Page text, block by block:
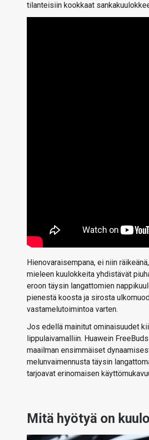
tilanteisiin kookkaat
Hienovaraisempana, ei niin
mieleen kuulokkeita yhdistävät
eroon täysin langattomien
pienestä koosta ja sirosta
vastamelutoimintoa varten.
Jos edellä mainitut ominaisuudet
lippulaivamalliin. Huawein
maailman ensimmäiset
melunvaimennusta täysin
tarjoavat erinomaisen
Mitä hyötyä on